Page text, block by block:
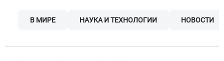
В МИРЕ НАУКА И ТЕХНОЛОГИИ НОВОСТИ